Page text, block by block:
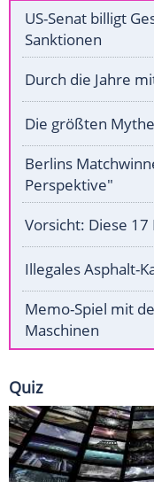
US-Senat billigt
Sanktionen
Durch die Jahre
Die größten
Berlins
Perspektive"
Vorsicht: Diese 17
Illegales Asphalt-
Memo-Spiel mit
Maschinen
Quiz